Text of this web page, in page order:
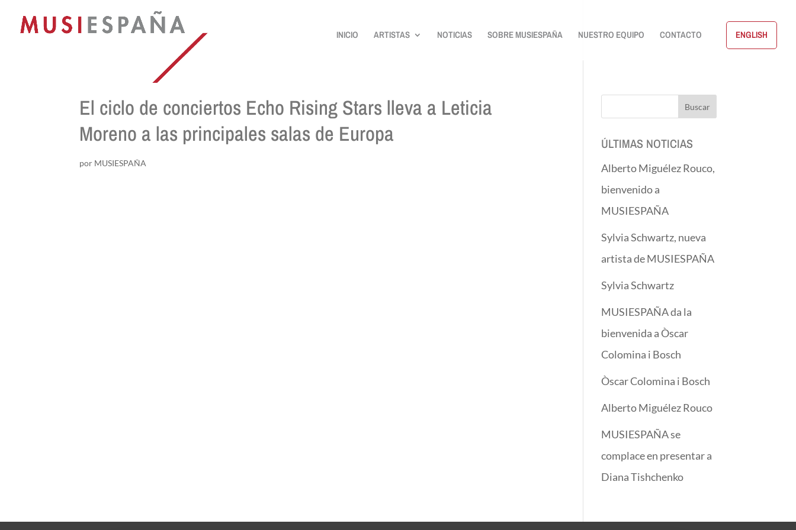
INICIO ARTISTAS NOTICIAS SOBRE MUSIESPAÑA NUESTRO EQUIPO CONTACTO ENGLISH
El ciclo de conciertos Echo Rising Stars lleva a Leticia
Moreno a las principales salas de Europa
por MUSIESPAÑA
ÚLTIMAS NOTICIAS
Alberto Miguélez Rouco,
bienvenido a
MUSIESPAÑA
Sylvia Schwartz, nueva
artista de MUSIESPAÑA
Sylvia Schwartz
MUSIESPAÑA da la
bienvenida a Òscar
Colomina i Bosch
Òscar Colomina i Bosch
Alberto Miguélez Rouco
MUSIESPAÑA se
complace en presentar a
Diana Tishchenko